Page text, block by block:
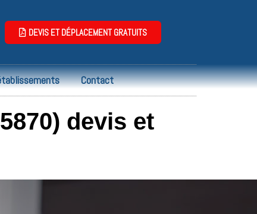
DEVIS ET DÉPLACEMENT GRATUITS
Contact
devis et